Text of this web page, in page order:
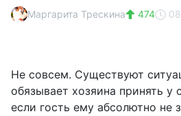
Маргарита Трескина 474
Не совсем. Существуют
обязывает хозяина принять у
если гость ему абсолютно не